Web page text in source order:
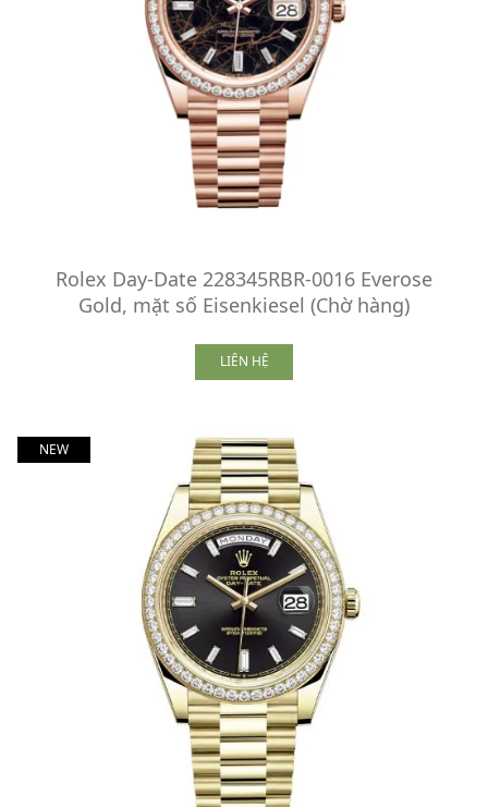
Rolex Day-Date 228345RBR-0016 Everose
Gold, mặt số Eisenkiesel (Chờ hàng)
LIÊN HỆ
NEW